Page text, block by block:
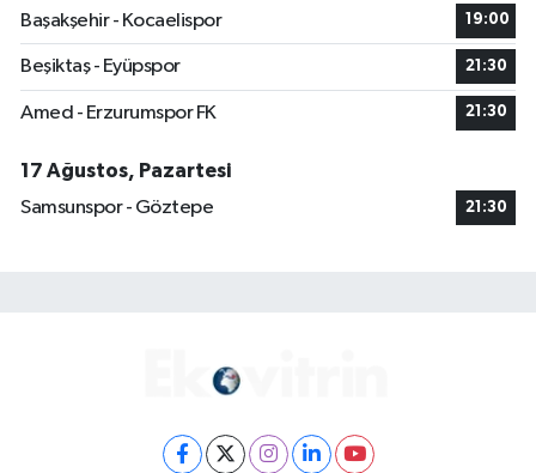
Başakşehir - Kocaelispor
19:00
Beşiktaş - Eyüpspor 21:30
Amed - Erzurumspor FK 21:30
17 Ağustos, Pazartesi
Samsunspor - Göztepe
21:30